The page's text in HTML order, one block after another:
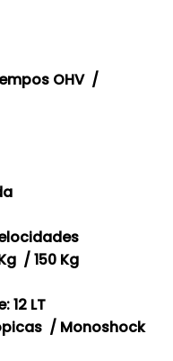
OHV /
/ 150 Kg
12 LT
/ Monoshock